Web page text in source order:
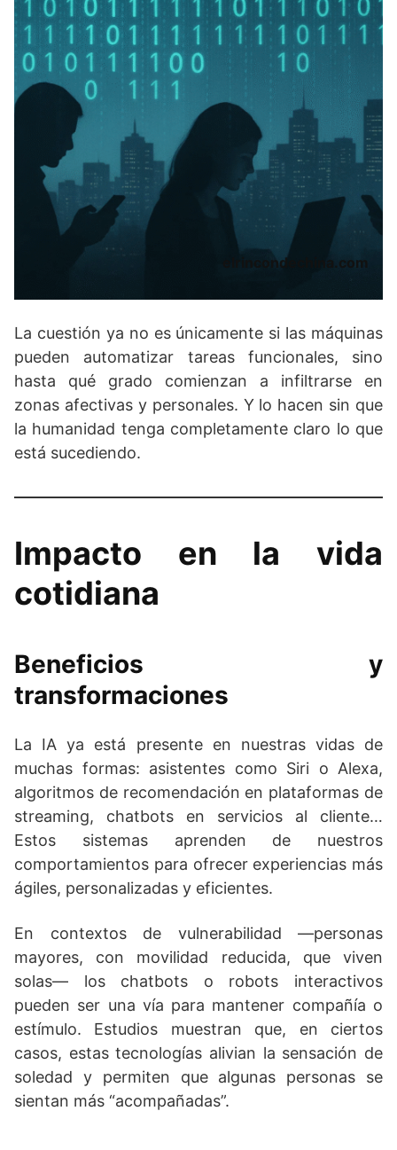
elrincondechina.com
La cuestión ya no es únicamente si las máquinas
pueden automatizar tareas funcionales, sino
hasta qué grado comienzan a infiltrarse en
zonas afectivas y personales. Y lo hacen sin que
la humanidad tenga completamente claro lo que
está sucediendo.
Impacto en la vida
cotidiana
Beneficios y
transformaciones
La IA ya está presente en nuestras vidas de
muchas formas: asistentes como Siri o Alexa,
algoritmos de recomendación en plataformas de
streaming, chatbots en servicios al cliente…
Estos sistemas aprenden de nuestros
comportamientos para ofrecer experiencias más
ágiles, personalizadas y eficientes.
En contextos de vulnerabilidad —personas
mayores, con movilidad reducida, que viven
solas— los chatbots o robots interactivos
pueden ser una vía para mantener compañía o
estímulo. Estudios muestran que, en ciertos
casos, estas tecnologías alivian la sensación de
soledad y permiten que algunas personas se
sientan más “acompañadas”.